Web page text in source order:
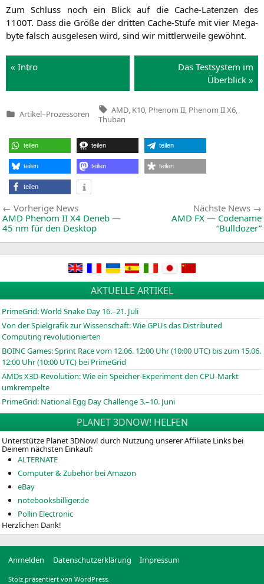
Zum Schluss noch ein Blick auf die Cache-Laten­zen des
1100T. Dass die Grö­ße der drit­ten Cache-Stu­fe mit vier Mega­
byte falsch aus­ge­le­sen wird, sind wir mitt­ler­wei­le gewöhnt.
« Intro
Das Test­sys­tem im
Überblick »
Veröffentlicht
Artikel–Prozessoren
Tags:
AMD K10 Phenom II Phenom II X6
Thuban
teilen teilen teilen
teilen teilen teilen
teilen
Beitragsnavigation
Vorherige NewsVorherige
News:
AMD Phenom II X4 Deneb —
45 nm für den Desktop
Nächste News
AMD FX — Codename
“Bulldozer”
AKTUELLE ARTIKEL
PrimeGrid: World Snake Day 16.–21. Juli
Von der Spielgrafik zur Wissenschaft: Wie GPUs das Distributed
Computing revolutionierten
BOINCGames: Sprint Race vom 12.06. 12:00 Uhr (10:00 UTC) bis zum 15.06.
12:00 Uhr (10:00 UTC) bei PrimeGrid
AMDs X3D-Revolution: Wie ein Speicher-Experiment den CPU-Markt
umkrempelte
PrimeGrid: National Egg Day Challenge 3.–10. Juni
PLANET 3DNOW! HELFEN
Unterstütze Planet 3DNow! durch Nutzung unserer Affiliate Links bei
Deinem nächsten Einkauf:
ALTERNATE
Computer & Zubehör bei Amazon
eBay
notebooksbilliger.de
Pollin Electronic
Herzlichen Dank!
Anmelden Datenschutzerklärung Impressum
Stolz präsentiert von WordPress.